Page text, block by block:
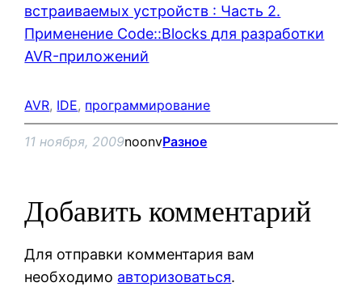
встраиваемых устройств : Часть 2.
Применение Code::Blocks для разработки
AVR-приложений
AVR, IDE, программирование
11 ноября, 2009noonvРазное
Добавить комментарий
Для отправки комментария вам
необходимо авторизоваться.